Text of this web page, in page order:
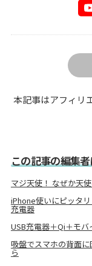
本記事はアフィリ
この記事の編集
マジ天使！ なぜか天
iPhone使いにピッタ
充電器
USB充電器＋Qi＋モ
吸盤でスマホの背面
ら